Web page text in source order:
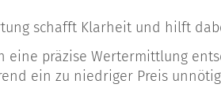
schafft Klarheit und hilft
eine präzise Wertermittlung
ein zu niedriger Preis